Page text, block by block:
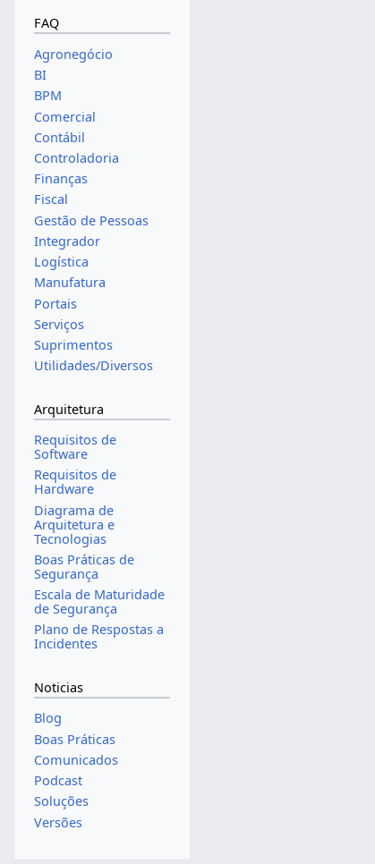
FAQ
Agronegócio
BI
BPM
Comercial
Contábil
Controladoria
Finanças
Fiscal
Gestão de Pessoas
Integrador
Logística
Manufatura
Portais
Serviços
Suprimentos
Utilidades/Diversos
Arquitetura
Requisitos de
Software
Requisitos de
Hardware
Diagrama de
Arquitetura e
Tecnologias
Boas Práticas de
Segurança
Escala de Maturidade
de Segurança
Plano de Respostas a
Incidentes
Noticias
Blog
Boas Práticas
Comunicados
Podcast
Soluções
Versões